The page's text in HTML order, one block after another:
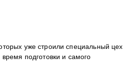
уже строили специальный цех,
подготовки и самого